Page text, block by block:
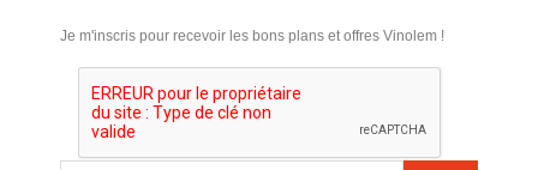
Je m'inscris pour recevoir les bons plans et offres Vinolem !